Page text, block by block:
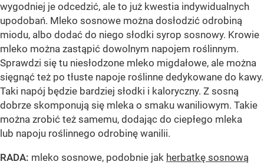
wygodniej je odcedzić, ale to już kwestia indywidualnych
upodobań. Mleko sosnowe można dosłodzić odrobiną
miodu, albo dodać do niego słodki syrop sosnowy. Krowie
mleko można zastąpić dowolnym napojem roślinnym.
Sprawdzi się tu niesłodzone mleko migdałowe, ale można
sięgnąć też po tłuste napoje roślinne dedykowane do kawy.
Taki napój będzie bardziej słodki i kaloryczny. Z sosną
dobrze skomponują się mleka o smaku waniliowym. Takie
można zrobić też samemu, dodając do ciepłego mleka
lub napoju roślinnego odrobinę wanilii.
RADA: mleko sosnowe, podobnie jak herbatkę sosnową